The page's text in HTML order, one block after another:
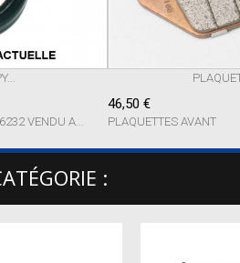
VENDU A...
46,50 €
PLAQUETTES AVANT
: